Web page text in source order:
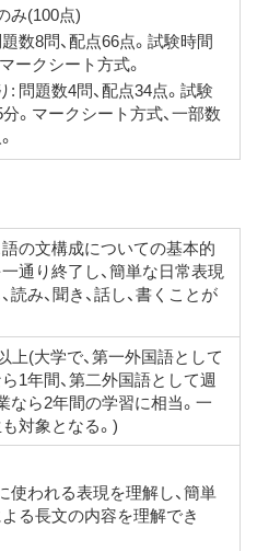
み(100点)
題数8問、配点66点。試験時間
ークシート方式。
: 問題数4問、配点34点。試験
。マークシート方式、一部数
の文構成についての基本的
通り終了し、簡単な日常表現
読み、聞き、話し、書くことが
上(大学で、第一外国語として
1年間、第二外国語として週
なら2年間の学習に相当。一
対象となる。)
使われる表現を理解し、簡単
る長文の内容を理解でき